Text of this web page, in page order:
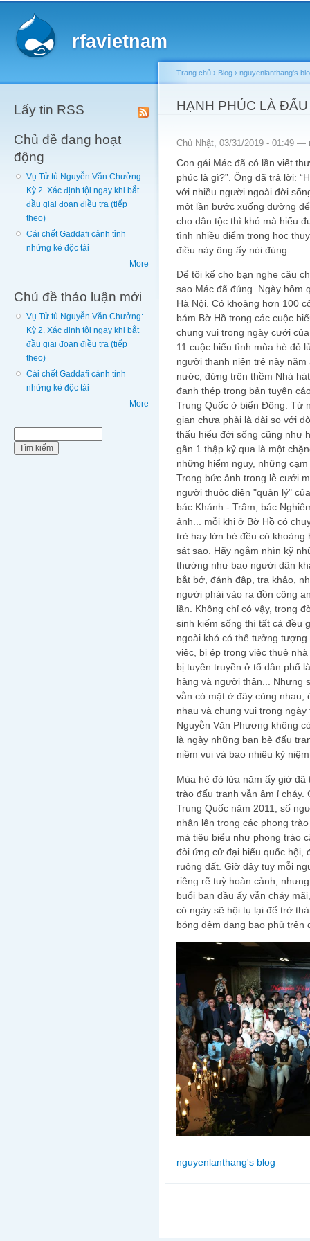
rfavietnam
Lấy tin RSS
Chủ đề đang hoạt
động
Vụ Tử tù Nguyễn Văn Chưởng:
Kỳ 2. Xác định tội ngay khi bắt
đầu giai đoạn điều tra (tiếp
theo)
Cái chết Gaddafi cảnh tỉnh
những kẻ độc tài
More
Chủ đề thảo luận mới
Vụ Tử tù Nguyễn Văn Chưởng:
Kỳ 2. Xác định tội ngay khi bắt
đầu giai đoạn điều tra (tiếp
theo)
Cái chết Gaddafi cảnh tỉnh
những kẻ độc tài
More
You are here
Trang chủ › Blog › nguyenlanthang's
HẠNH PHÚC LÀ
Chủ Nhật, 03/31/2019 - 01:49 —
Con gái Mác đã có lần viết
phúc là gì?”. Ông đã trả lời:
với nhiều người ngoài đời
một lần bước xuống đường
cho dân tộc thì khó mà hiểu
tình nhiều điểm trong học
điều này ông ấy nói đúng.
Để tôi kể cho bạn nghe câu
sao Mác đã đúng. Ngày hôm
Hà Nội. Có khoảng hơn 100
bám Bờ Hồ trong các cuộc
chung vui trong ngày cưới
11 cuộc biểu tình mùa hè đỏ
người thanh niên trẻ này
nước, đứng trên thềm Nhà
đanh thép trong bản tuyên
Trung Quốc ở biển Đông. Từ
gian chưa phải là dài so với
thấu hiểu đời sống cũng như
gần 1 thập kỷ qua là một
những hiểm nguy, những
Trong bức ảnh trong lễ cưới
người thuộc diện "quản lý"
bác Khánh - Trâm, bác
ảnh... mỗi khi ở Bờ Hồ có
trẻ hay lớn bé đều có khoảng
sát sao. Hãy ngắm nhìn kỹ
thường như bao người dân
bắt bớ, đánh đập, tra khảo,
người phải vào ra đồn công
lần. Không chỉ có vậy, trong
sinh kiếm sống thì tất cả đều
ngoài khó có thể tưởng
việc, bị ép trong việc thuê
bị tuyên truyền ở tổ dân phố
hàng và người thân... Nhưng
vẫn có mặt ở đây cùng nhau,
nhau và chung vui trong
Nguyễn Văn Phương không
là ngày những bạn bè đấu
niềm vui và bao nhiêu kỷ
Mùa hè đỏ lửa năm ấy giờ
trào đấu tranh vẫn âm ỉ cháy.
Trung Quốc năm 2011, số
nhân lên trong các phong
mà tiêu biểu như phong trào
đòi ứng cử đại biểu quốc hội,
ruộng đất. Giờ đây tuy mỗi
riêng rẽ tuỳ hoàn cảnh,
buổi ban đầu ấy vẫn cháy
có ngày sẽ hội tụ lại để trở
bóng đêm đang bao phủ trên
nguyenlanthang's blog